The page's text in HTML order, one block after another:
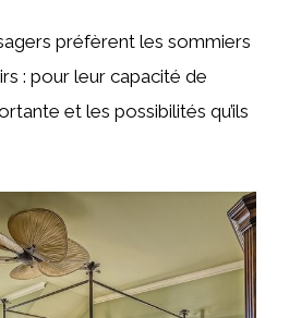
préfèrent les sommiers
: pour leur capacité de
et les possibilités qu’ils